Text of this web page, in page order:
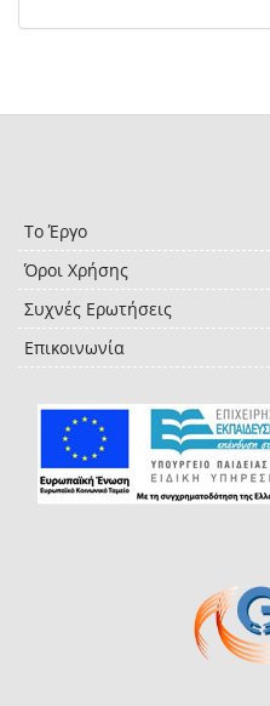
Το Έργο
Όροι Χρήσης
Συχνές Ερωτήσεις
Επικοινωνία